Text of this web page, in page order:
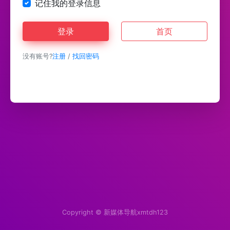
记住我的登录信息
登录 首页
没有账号?注册 / 找回密码
Copyright © 新媒体导航xmtdh123